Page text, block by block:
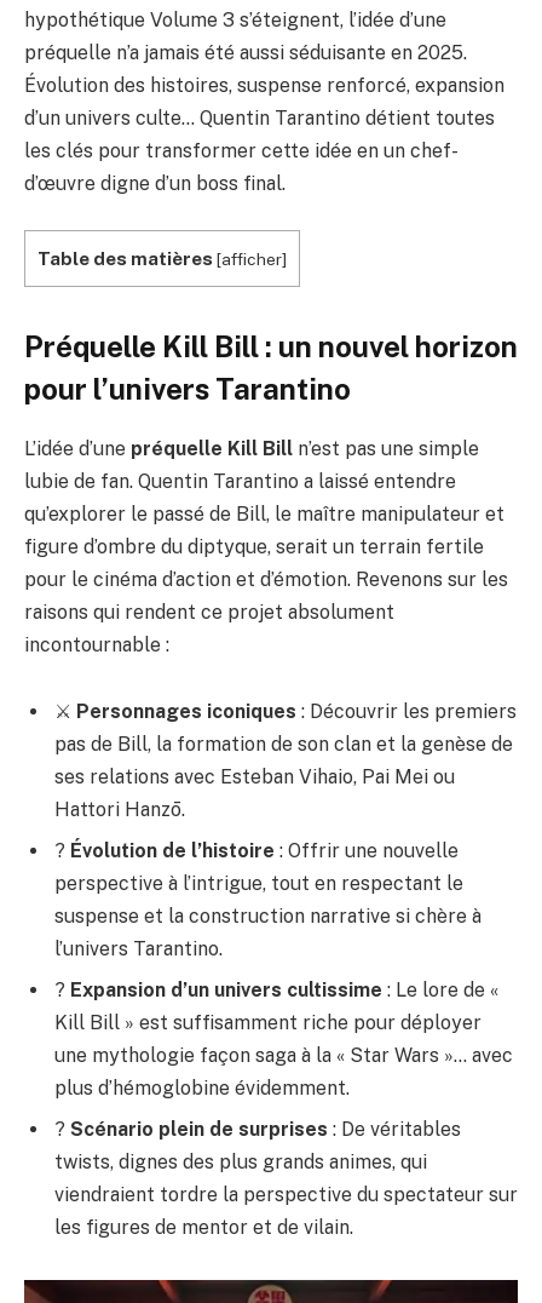
hypothétique Volume 3 s’éteignent, l’idée d’une
préquelle n’a jamais été aussi séduisante en 2025.
Évolution des histoires, suspense renforcé, expansion
d’un univers culte… Quentin Tarantino détient toutes
les clés pour transformer cette idée en un chef-
d’œuvre digne d’un boss final.
Table des matières [afficher]
Préquelle Kill Bill : un nouvel horizon
pour l’univers Tarantino
L’idée d’une préquelle Kill Bill n’est pas une simple
lubie de fan. Quentin Tarantino a laissé entendre
qu’explorer le passé de Bill, le maître manipulateur et
figure d’ombre du diptyque, serait un terrain fertile
pour le cinéma d’action et d’émotion. Revenons sur les
raisons qui rendent ce projet absolument
incontournable :
⚔️ Personnages iconiques : Découvrir les premiers
pas de Bill, la formation de son clan et la genèse de
ses relations avec Esteban Vihaio, Pai Mei ou
Hattori Hanzō.
? Évolution de l’histoire : Offrir une nouvelle
perspective à l’intrigue, tout en respectant le
suspense et la construction narrative si chère à
l’univers Tarantino.
? Expansion d’un univers cultissime : Le lore de «
Kill Bill » est suffisamment riche pour déployer
une mythologie façon saga à la « Star Wars »… avec
plus d’hémoglobine évidemment.
? Scénario plein de surprises : De véritables
twists, dignes des plus grands animes, qui
viendraient tordre la perspective du spectateur sur
les figures de mentor et de vilain.